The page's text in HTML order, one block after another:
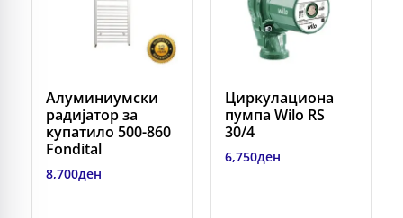
Алуминиумски
радијатор за
купатило 500-860
Fondital
8,700ден
Циркулациона
пумпа Wilo RS
30/4
6,750ден